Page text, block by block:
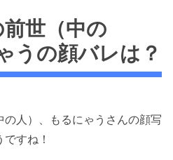
世（中の
うの顔バレは？
人）、もるにゃうさんの顔写
すね！